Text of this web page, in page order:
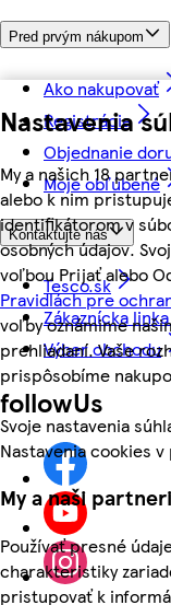
Nastavenia
My a našich 18
alebo k nim
identifikátorom v
osobných údajov.
voľbou Prijať alebo
Pravidlách pre
voľby oznámime
prehliadaní. Vaše
prispôsobíme
Svoje nastavenia
Nastavenia cookies
My a naši
Používať presné
charakteristiky
pristupovať k
Pred prvým nákupom
Ako nakupovať
Registrácia
Objednanie
Moje obľúbené
Kontaktujte nás
Tesco.sk
Zákaznícka
Výber obchodu
followUs